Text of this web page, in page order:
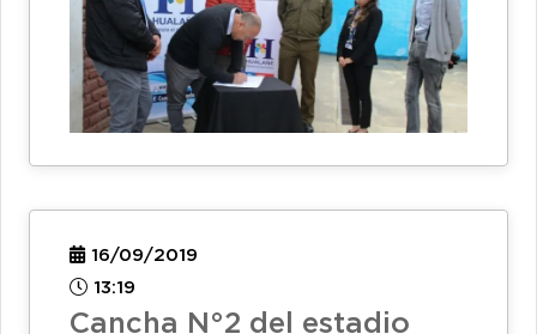
16/09/2019
13:19
Cancha N°2 del estadio